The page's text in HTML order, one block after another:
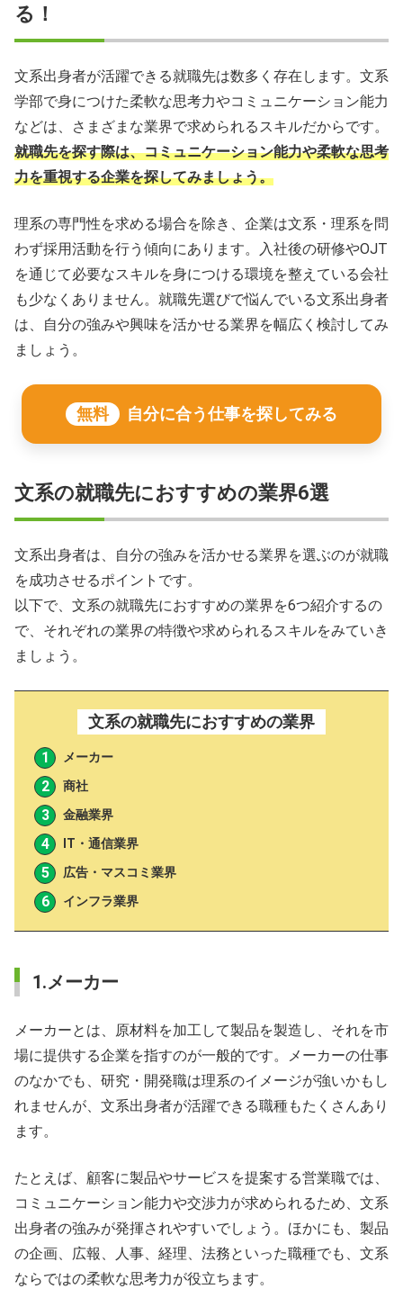
まとめ
文系の就職先に関するよくある質問
る！
文系出身者が活躍できる就職先は数多く存在します。文系
学部で身につけた柔軟な思考力やコミュニケーション能力
などは、さまざまな業界で求められるスキルだからです。
就職先を探す際は、コミュニケーション能力や柔軟な思考
力を重視する企業を探してみましょう。
理系の専門性を求める場合を除き、企業は文系・理系を問
わず採用活動を行う傾向にあります。入社後の研修やOJT
を通じて必要なスキルを身につける環境を整えている会社
も少なくありません。就職先選びで悩んでいる文系出身者
は、自分の強みや興味を活かせる業界を幅広く検討してみ
ましょう。
無料 自分に合う仕事を探してみる
文系の就職先におすすめの業界6選
文系出身者は、自分の強みを活かせる業界を選ぶのが就職
を成功させるポイントです。
以下で、文系の就職先におすすめの業界を6つ紹介するの
で、それぞれの業界の特徴や求められるスキルをみていき
ましょう。
文系の就職先におすすめの業界
メーカー
商社
金融業界
IT・通信業界
広告・マスコミ業界
インフラ業界
1.メーカー
メーカーとは、原材料を加工して製品を製造し、それを市
場に提供する企業を指すのが一般的です。メーカーの仕事
のなかでも、研究・開発職は理系のイメージが強いかもし
れませんが、文系出身者が活躍できる職種もたくさんあり
ます。
たとえば、顧客に製品やサービスを提案する営業職では、
コミュニケーション能力や交渉力が求められるため、文系
出身者の強みが発揮されやすいでしょう。ほかにも、製品
の企画、広報、人事、経理、法務といった職種でも、文系
ならではの柔軟な思考力が役立ちます。